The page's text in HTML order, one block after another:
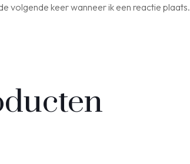
volgende keer wanneer ik een reactie plaats.